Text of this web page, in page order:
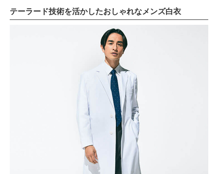
テーラード技術を活かしたおしゃれなメンズ白衣